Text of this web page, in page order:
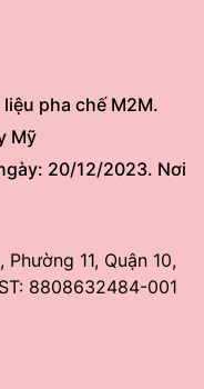
pha chế M2M.
Mỹ
20/12/2023. Nơi
11, Quận 10,
8808632484-001